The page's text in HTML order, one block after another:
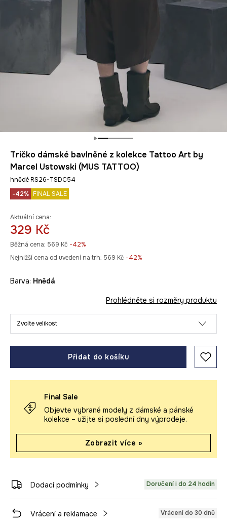
Tričko dámské bavlněné z kolekce Tattoo Art by
Marcel Ustowski (MUS TATTOO)
hnědé RS26-TSDC54
-42% FINAL SALE
Aktuální cena:
329 Kč
Běžná cena: 569 Kč -42%
Nejnižší cena od uvedení na trh: 569 Kč -42%
Barva: hnědá
Prohlédněte si rozměry produktu
Zvolte velikost
Přidat do košíku
Final Sale
Objevte vybrané modely z dámské a pánské
kolekce – užijte si poslední dny výprodeje.
Zobrazit více »
Dodací podmínky Doručení i do 24 hodin
Vrácení a reklamace Vrácení do 30 dnů